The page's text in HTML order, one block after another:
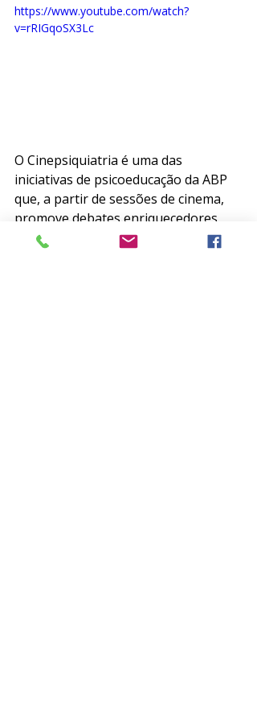
https://www.youtube.com/watch?
v=rRIGqoSX3Lc
O Cinepsiquiatria é uma das
iniciativas de psicoeducação da ABP
que, a partir de sessões de cinema,
promove debates enriquecedores
sobre temas abordados nos filmes